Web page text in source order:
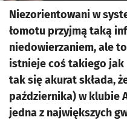
Niezorientowani w
łomotu przyjmą taką
niedowierzaniem, ale
istnieje coś takiego
tak się akurat składa,
października) w klubie
jedna z największych